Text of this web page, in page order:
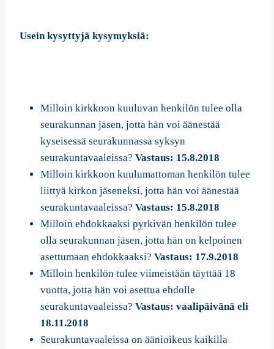
Usein kysyttyjä kysymyksiä:
Milloin kirkkoon kuuluvan henkilön tulee olla
seurakunnan jäsen, jotta hän voi äänestää
kyseisessä seurakunnassa syksyn
seurakuntavaaleissa? Vastaus: 15.8.2018
Milloin kirkkoon kuulumattoman henkilön tulee
liittyä kirkon jäseneksi, jotta hän voi äänestää
seurakuntavaaleissa? Vastaus: 15.8.2018
Milloin ehdokkaaksi pyrkivän henkilön tulee
olla seurakunnan jäsen, jotta hän on kelpoinen
asettumaan ehdokkaaksi? Vastaus: 17.9.2018
Milloin henkilön tulee viimeistään täyttää 18
vuotta, jotta hän voi asettua ehdolle
seurakuntavaaleissa? Vastaus: vaalipäivänä eli
18.11.2018
Seurakuntavaaleissa on äänioikeus kaikilla